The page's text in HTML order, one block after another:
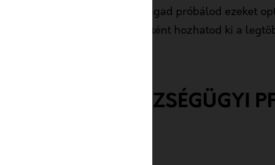
Ha úgy döntesz, Te magad próbálod ezeket
tovább, nézzük hát, hogy miként hozhatod ki a
AZOK AZ EGÉSZSÉGÜGYI